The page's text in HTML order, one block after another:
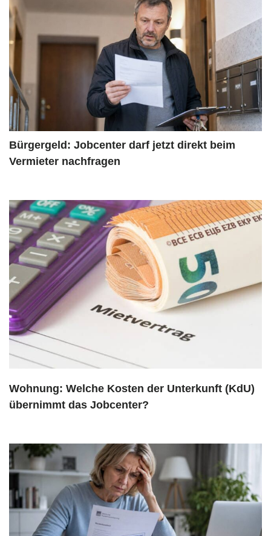
Bürgergeld: Jobcenter darf jetzt direkt beim
Vermieter nachfragen
Wohnung: Welche Kosten der Unterkunft (KdU)
übernimmt das Jobcenter?